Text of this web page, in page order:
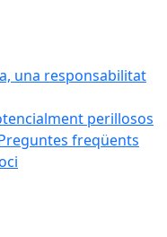
una responsabilitat
perillosos
freqüents